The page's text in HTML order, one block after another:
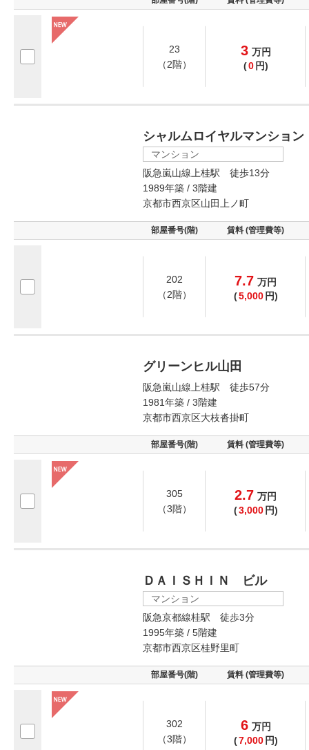
23
（2階）
3 万円
(0 円)
シャルムロイヤルマンション
マンション
阪急嵐山線上桂駅 徒歩13分
1989年築 / 3階建
京都市西京区山田上ノ町
部屋番号(階) 賃料 (管理費等)
202
（2階）
7.7 万円
(5,000 円)
グリーンヒル山田
阪急嵐山線上桂駅 徒歩57分
1981年築 / 3階建
京都市西京区大枝沓掛町
部屋番号(階) 賃料 (管理費等)
305
（3階）
2.7 万円
(3,000 円)
ＤＡＩＳＨＩＮ ビル
マンション
阪急京都線桂駅 徒歩3分
1995年築 / 5階建
京都市西京区桂野里町
部屋番号(階) 賃料 (管理費等)
302
（3階）
6 万円
(7,000 円)